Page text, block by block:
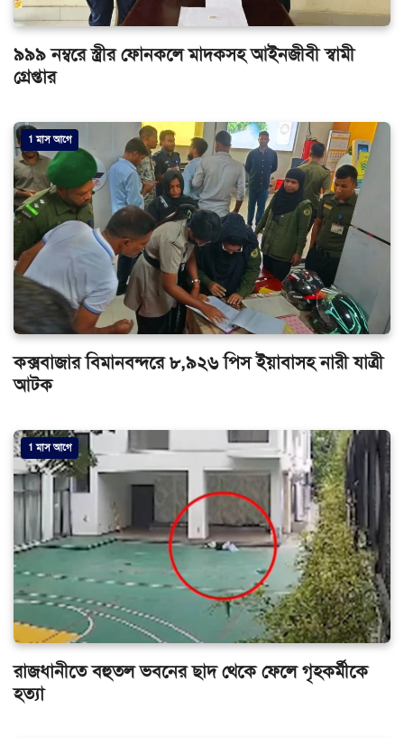
৯৯৯ নম্বরে স্ত্রীর ফোনকলে মাদকসহ আইনজীবী স্বামী
গ্রেপ্তার
1 মাস আগে
কক্সবাজার বিমানবন্দরে ৮,৯২৬ পিস ইয়াবাসহ নারী যাত্রী
আটক
1 মাস আগে
রাজধানীতে বহুতল ভবনের ছাদ থেকে ফেলে গৃহকর্মীকে
হত্যা